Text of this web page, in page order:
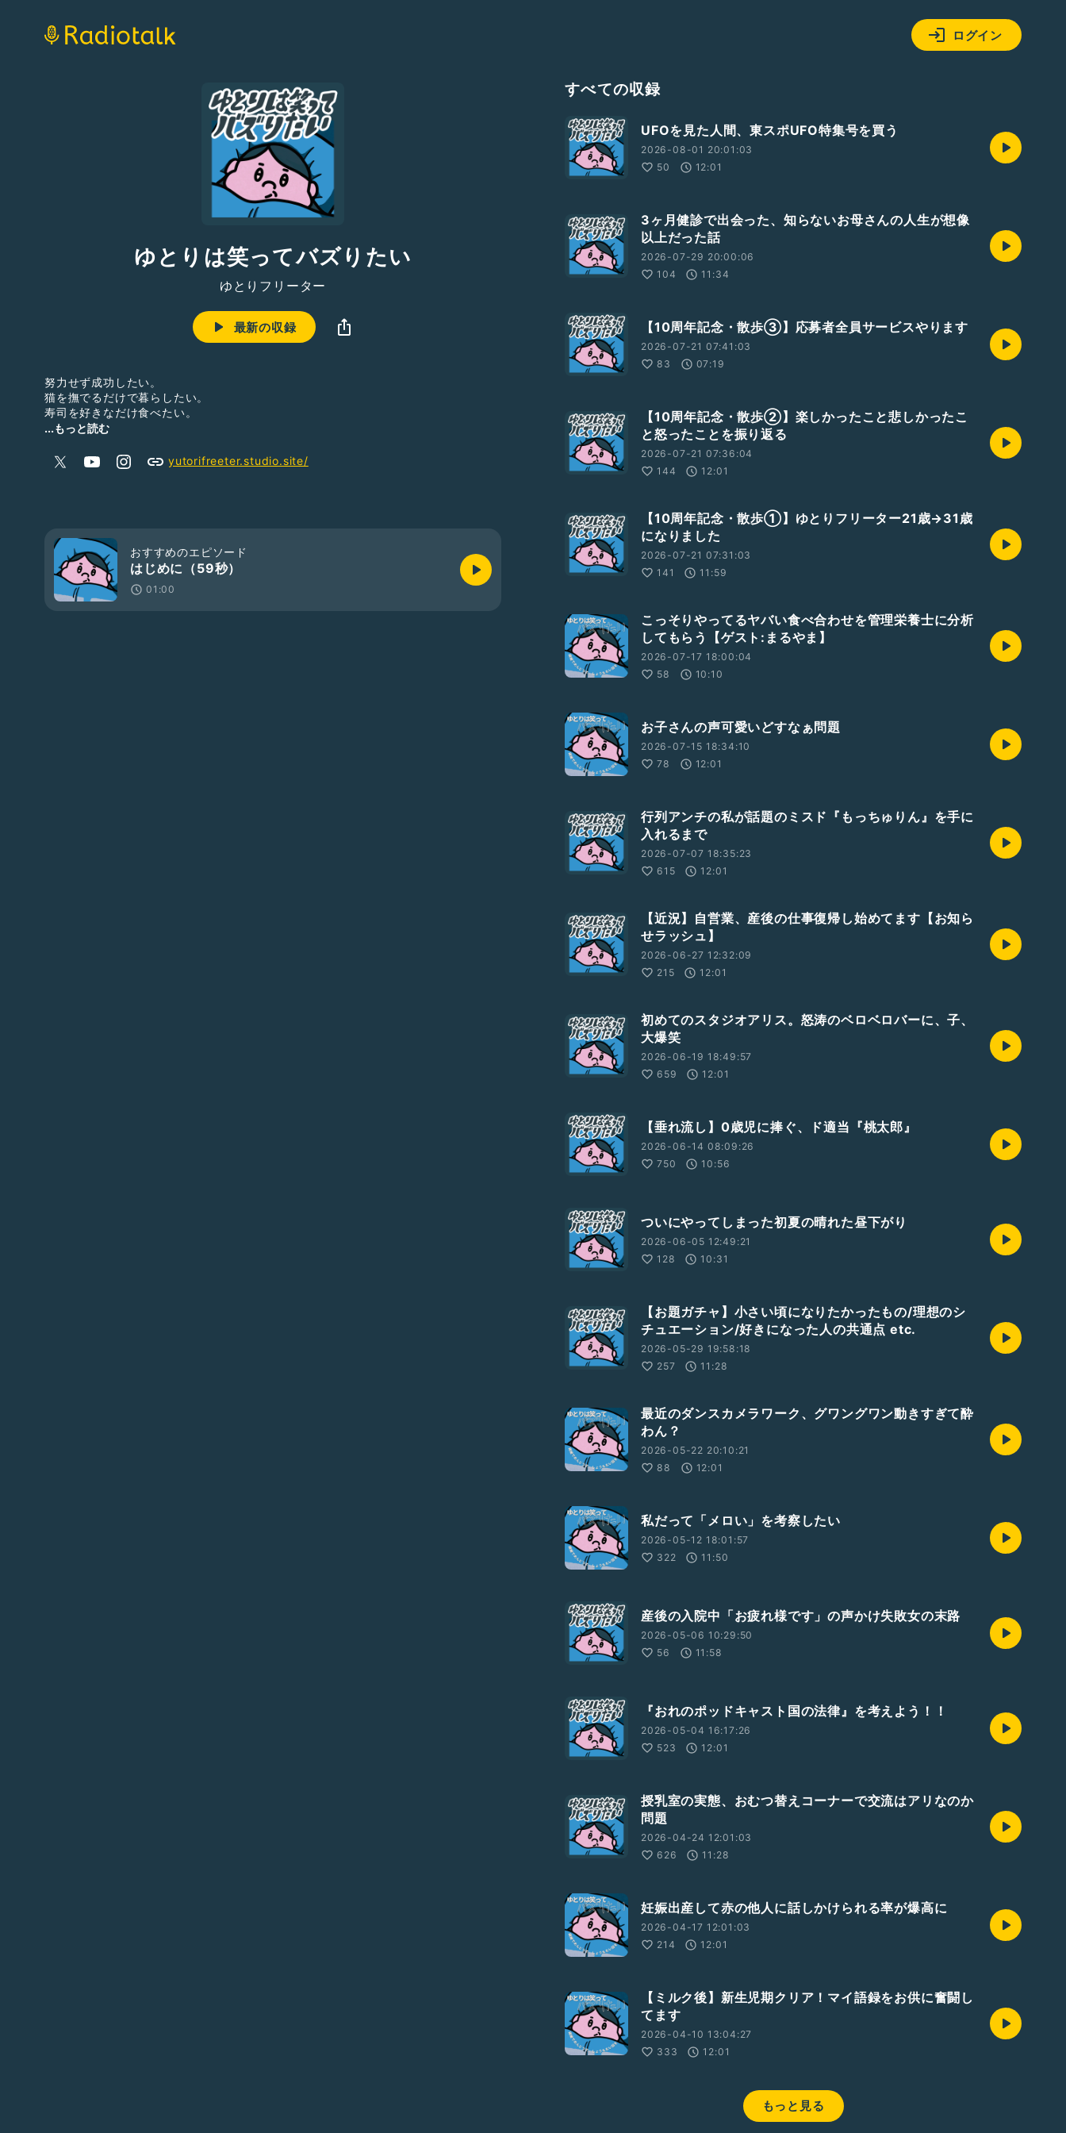
ログイン
ゆとりは笑ってバズりたい
ゆとりフリーター
最新の収録
努力せず成功したい。
猫を撫でるだけで暮らしたい。
寿司を好きなだけ食べたい。
95年生まれのゆとりフリーターが、
ャスト。
@yutori_radio_
💻HP
https://yutorifreeter.studio.site/
...もっと読む
yutorifreeter.studio.site/
おすすめのエピソード
はじめに（59秒）
01:00
すべての収録
UFOを見た人間、東スポUFO特集号を買う
2026-08-01 20:01:03
50
12:01
3ヶ月健診で出会った、知らないお母さんの人生が想像
以上だった話
2026-07-29 20:00:06
104
11:34
【10周年記念・散歩③】応募者全員サービスやります
2026-07-21 07:41:03
83
07:19
【10周年記念・散歩②】楽しかったこと悲しかったこ
と怒ったことを振り返る
2026-07-21 07:36:04
144
12:01
【10周年記念・散歩①】ゆとりフリーター21歳→31歳
になりました
2026-07-21 07:31:03
141
11:59
こっそりやってるヤバい食べ合わせを管理栄養士に分析
してもらう【ゲスト:まるやま】
2026-07-17 18:00:04
58
10:10
お子さんの声可愛いどすなぁ問題
2026-07-15 18:34:10
78
12:01
行列アンチの私が話題のミスド『もっちゅりん』を手に
入れるまで
2026-07-07 18:35:23
615
12:01
【近況】自営業、産後の仕事復帰し始めてます【お知ら
せラッシュ】
2026-06-27 12:32:09
215
12:01
初めてのスタジオアリス。怒涛のベロベロバーに、子、
大爆笑
2026-06-19 18:49:57
659
12:01
【垂れ流し】0歳児に捧ぐ、ド適当『桃太郎』
2026-06-14 08:09:26
750
10:56
ついにやってしまった初夏の晴れた昼下がり
2026-06-05 12:49:21
128
10:31
【お題ガチャ】小さい頃になりたかったもの/理想のシ
チュエーション/好きになった人の共通点 etc.
2026-05-29 19:58:18
257
11:28
最近のダンスカメラワーク、グワングワン動きすぎて酔
わん？
2026-05-22 20:10:21
88
12:01
私だって「メロい」を考察したい
2026-05-12 18:01:57
322
11:50
産後の入院中「お疲れ様です」の声かけ失敗女の末路
2026-05-06 10:29:50
56
11:58
『おれのポッドキャスト国の法律』を考えよう！！
2026-05-04 16:17:26
523
12:01
授乳室の実態、おむつ替えコーナーで交流はアリなのか
問題
2026-04-24 12:01:03
626
11:28
妊娠出産して赤の他人に話しかけられる率が爆高に
2026-04-17 12:01:03
214
12:01
【ミルク後】新生児期クリア！マイ語録をお供に奮闘し
てます
2026-04-10 13:04:27
333
12:01
もっと見る